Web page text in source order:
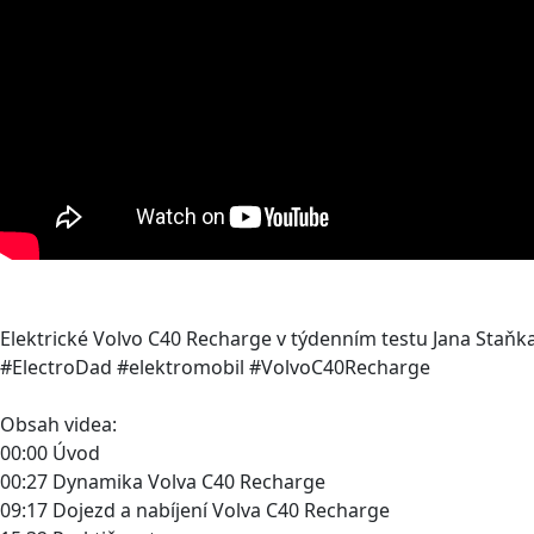
Elektrické Volvo C40 Recharge v týdenním testu Jana
#ElectroDad #elektromobil #VolvoC40Recharge
Obsah videa:
00:00 Úvod
00:27 Dynamika Volva C40 Recharge
09:17 Dojezd a nabíjení Volva C40 Recharge